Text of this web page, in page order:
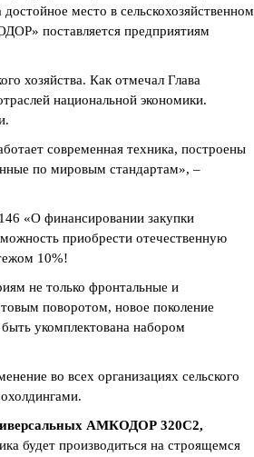
место в сельскохозяйственном
поставляется предприятиям
хозяйства. Как отмечал Глава
национальной экономики.
современная техника, построены
по мировым стандартам», –
«О финансировании закупки
приобрести отечественную
10%!
не только фронтальные и
поворотом, новое поколение
укомплектована набором
во всех организациях сельского
АМКОДОР 320С2,
будет производиться на строящемся